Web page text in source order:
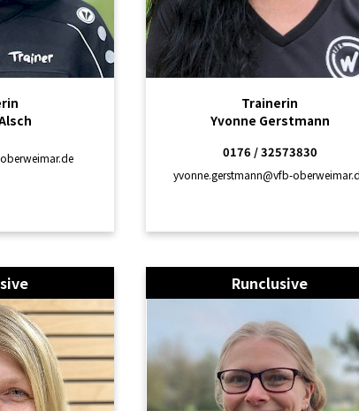
Trainerin
Yvonne Gerstmann
0176 / 32573830
yvonne.gerstmann@vfb-
Runclusive